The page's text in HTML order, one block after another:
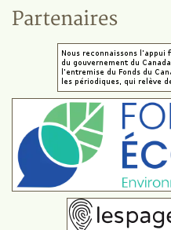
Partenaires